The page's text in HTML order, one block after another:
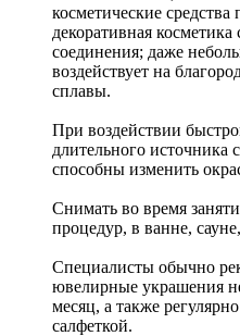
косметические
декоративная
соединения; даже
воздействует на
сплавы.
При воздействии
длительного источника
способны изменить
Снимать во время
процедур, в ванне,
Специалисты обычно
ювелирные украшения
месяц, а также
салфеткой.